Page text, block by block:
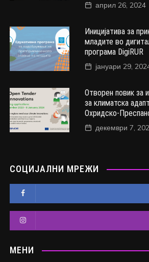
април 26, 2024
Иницијатива за
младите во
програма DigiRUR
јануари 29,
Отворен повик за
за климатска
Охридско-
декември 7,
СОЦИЈАЛНИ МРЕЖИ
МЕНИ